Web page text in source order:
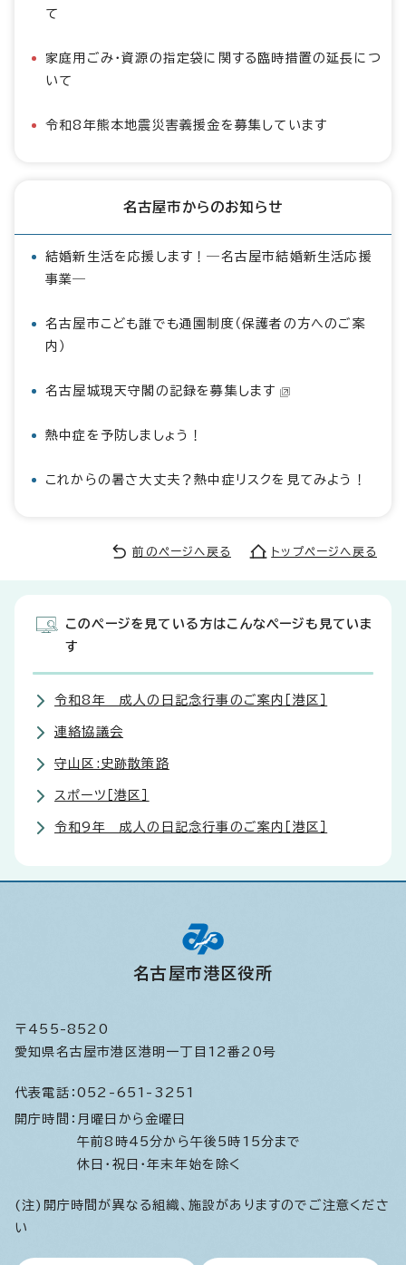
て
家庭用ごみ・資源の指定袋に関する臨時措置の延長につ
いて
令和8年熊本地震災害義援金を募集しています
名古屋市からのお知らせ
結婚新生活を応援します！―名古屋市結婚新生活応援
事業―
名古屋市こども誰でも通園制度（保護者の方へのご案
内）
名古屋城現天守閣の記録を募集します
熱中症を予防しましょう！
これからの暑さ大丈夫？熱中症リスクを見てみよう！
前のページへ戻る トップページへ戻る
このページを見ている方はこんなページも見ていま
す
令和8年 成人の日記念行事のご案内［港区］
連絡協議会
守山区:史跡散策路
スポーツ［港区］
令和9年 成人の日記念行事のご案内［港区］
名古屋市港区役所
〒455-8520
愛知県名古屋市港区港明一丁目12番20号
代表電話： 052-651-3251
開庁時間： 月曜日から金曜日
午前8時45分から午後5時15分まで
休日・祝日・年末年始を除く
(注)開庁時間が異なる組織、施設がありますのでご注意くださ
い